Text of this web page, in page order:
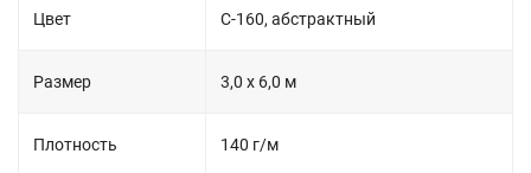
Цвет C-160, абстрактный
Размер 3,0 х 6,0 м
Плотность 140 г/м